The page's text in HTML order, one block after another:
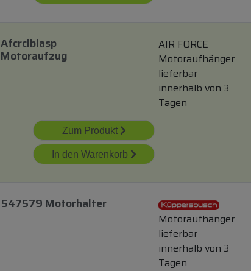
Afcrclblasp
Motoraufzug
AIR FORCE
Motoraufhänger
lieferbar
innerhalb von 3
Tagen
Zum Produkt
In den Warenkorb
547579 Motorhalter
Motoraufhänger
lieferbar
innerhalb von 3
Tagen